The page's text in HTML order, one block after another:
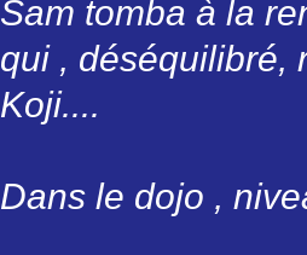
Sam tomba à la
qui , déséquilibré,
Koji....
Dans le dojo ,